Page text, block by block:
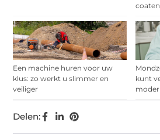
coaten
Een machine huren voor uw
klus: zo werkt u slimmer en
veiliger
kunt
Delen: